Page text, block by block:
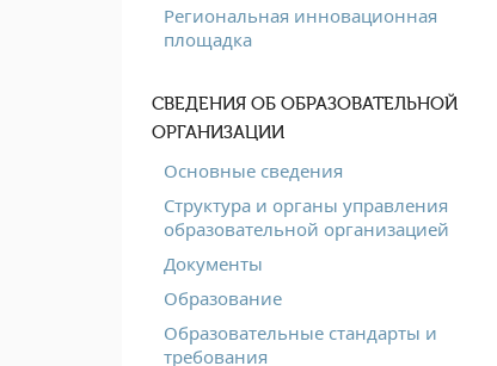
Региональная инновационная
площадка
СВЕДЕНИЯ ОБ ОБРАЗОВАТЕЛЬНОЙ
ОРГАНИЗАЦИИ
Основные сведения
Структура и органы управления
образовательной организацией
Документы
Образование
Образовательные стандарты и
требования